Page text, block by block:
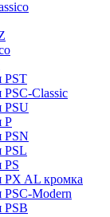
PST
PSC-Classic
PSU
P
PSN
PSL
PS
PX AL кромка
PSC-Modern
PSB